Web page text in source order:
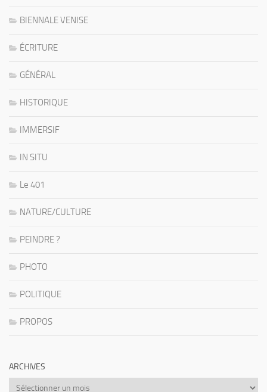
BIENNALE VENISE
ÉCRITURE
GÉNÉRAL
HISTORIQUE
IMMERSIF
IN SITU
Le 401
NATURE/CULTURE
PEINDRE ?
PHOTO
POLITIQUE
PROPOS
ARCHIVES
Archives